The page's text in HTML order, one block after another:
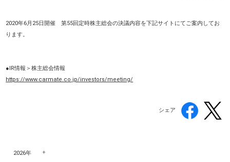
2020年6月25日開催 第55回定時株主総会の決議内容を下記サイトにてご案内してお
ります。
●IR情報＞株主総会情報
https://www.carmate.co.jp/investors/meeting/
シェア
2026年